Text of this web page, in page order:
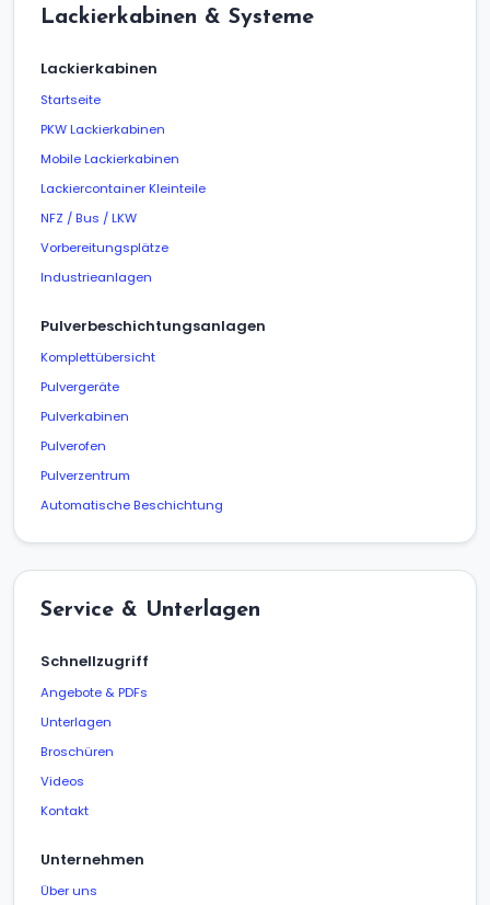
Lackierkabinen & Systeme
Lackierkabinen
Startseite
PKW Lackierkabinen
Mobile Lackierkabinen
Lackiercontainer Kleinteile
NFZ / Bus / LKW
Vorbereitungsplätze
Industrieanlagen
Pulverbeschichtungsanlagen
Komplettübersicht
Pulvergeräte
Pulverkabinen
Pulverofen
Pulverzentrum
Automatische Beschichtung
Service & Unterlagen
Schnellzugriff
Angebote & PDFs
Unterlagen
Broschüren
Videos
Kontakt
Unternehmen
Über uns